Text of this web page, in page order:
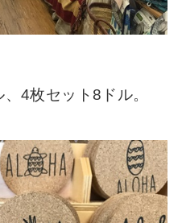
4枚セット8ドル。